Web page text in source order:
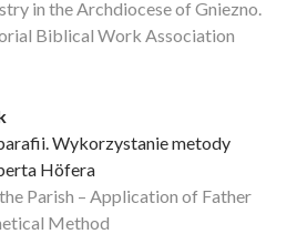
in the Archdiocese of Gniezno.
Biblical Work Association
Wykorzystanie metody
Höfera
Parish – Application of Father
Method